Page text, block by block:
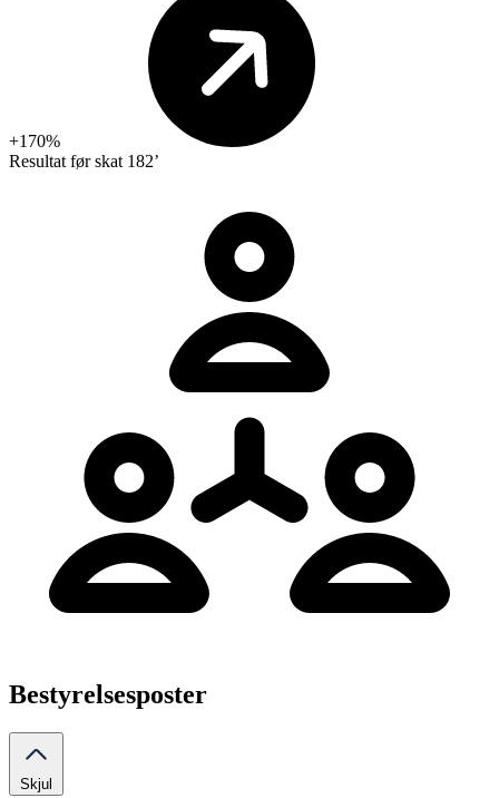
+170%
Resultat før skat 182’
Bestyrelsesposter
Skjul